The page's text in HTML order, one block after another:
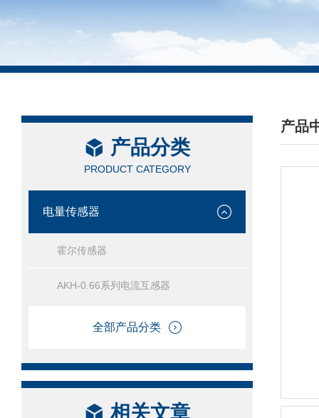
产品分类
PRODUCT CATEGORY
电量传感器
霍尔传感器
AKH-0.66系列电流互感器
全部产品分类
相关文章
产品
/